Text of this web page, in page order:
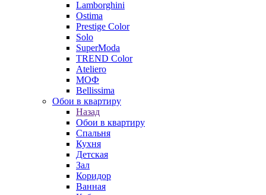
Lamborghini
Ostima
Prestige Color
Solo
SuperModa
TREND Color
Ateliero
МОФ
Bellissima
Обои в квартиру
Назад
Обои в квартиру
Спальня
Кухня
Детская
Зал
Коридор
Ванная